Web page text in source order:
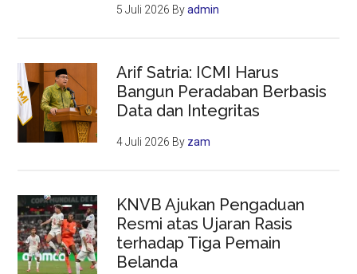
5 Juli 2026 Byadmin
Arif Satria: ICMI Harus
Bangun Peradaban Berbasis
Data dan Integritas
4 Juli 2026 By zam
KNVB Ajukan Pengaduan
Resmi atas Ujaran Rasis
terhadap Tiga Pemain
Belanda